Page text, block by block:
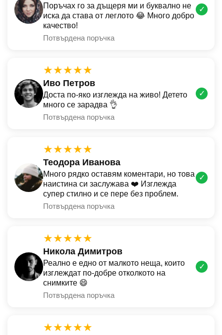
Поръчах го за дъщеря ми и буквално не
иска да става от леглото 😂 Много добро
качество!
Потвърдена поръчка
✓
★★★★★
Иво Петров
Доста по-яко изглежда на живо! Детето
много се зарадва 👌
Потвърдена поръчка
✓
★★★★★
Теодора Иванова
Много рядко оставям коментари, но това
наистина си заслужава ❤️ Изглежда
супер стилно и се пере без проблем.
Потвърдена поръчка
✓
★★★★★
Никола Димитров
Реално е едно от малкото неща, които
изглеждат по-добре отколкото на
снимките 😄
Потвърдена поръчка
✓
★★★★★